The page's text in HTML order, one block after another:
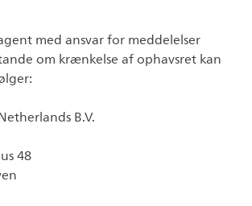
med ansvar for meddelelser
om krænkelse af ophavsret kan
B.V.
48